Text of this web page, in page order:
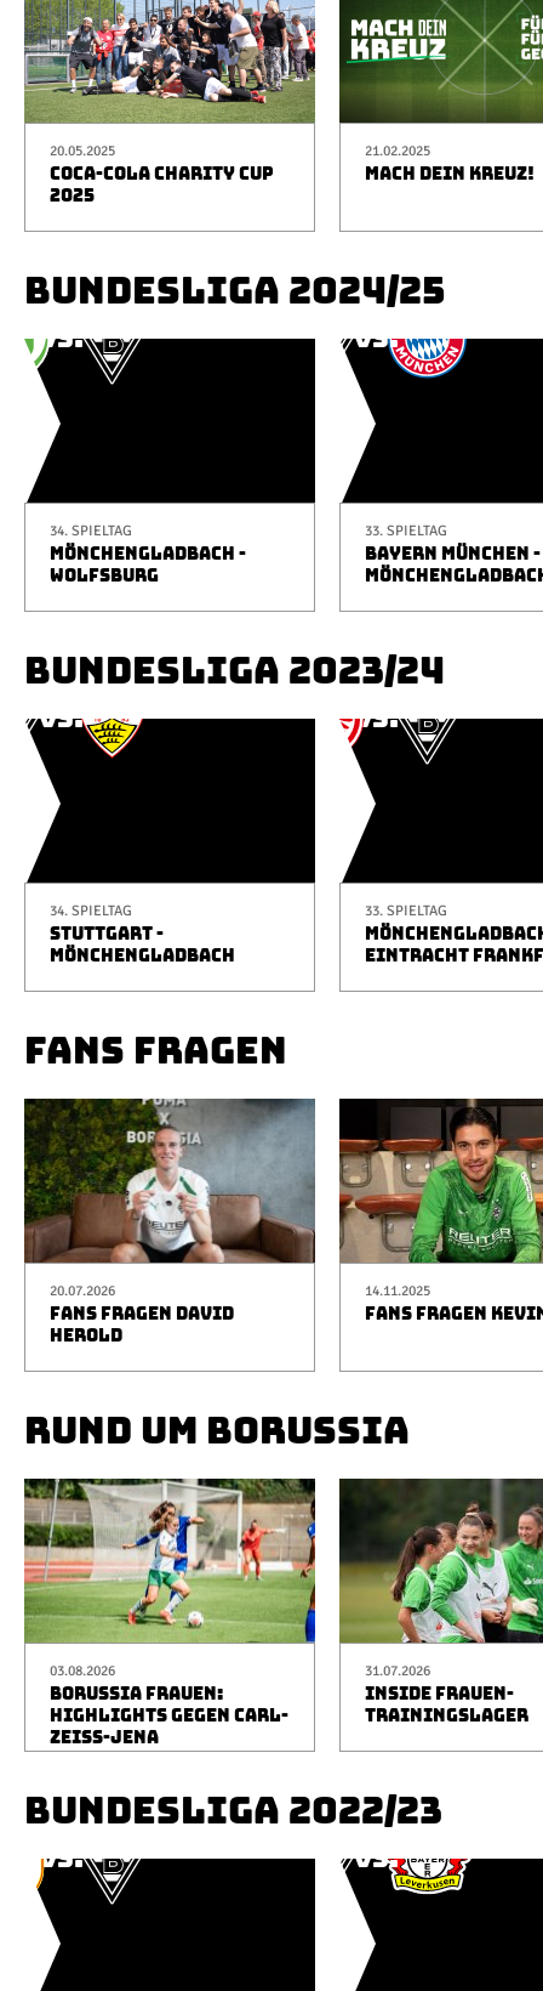
20.05.2025
COCA-COLA CHARITY CUP
2025
21.02.2025
MACH DEIN KREUZ!
BUNDESLIGA 2024/25
34. SPIELTAG
MÖNCHENGLADBACH -
WOLFSBURG
33. SPIELTAG
BAYERN MÜNCHEN -
BUNDESLIGA 2023/24
34. SPIELTAG
STUTTGART -
MÖNCHENGLADBACH
33. SPIELTAG
EINTRACHT
FANS FRAGEN
20.07.2026
FANS FRAGEN DAVID
HEROLD
14.11.2025
FANS FRAGEN
RUND UM BORUSSIA
03.08.2026
BORUSSIA FRAUEN:
HIGHLIGHTS GEGEN CARL-
ZEISS-JENA
31.07.2026
INSIDE FRAUEN-
TRAININGSLAGER
BUNDESLIGA 2022/23